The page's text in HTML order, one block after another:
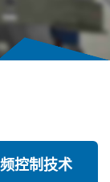
控制技术